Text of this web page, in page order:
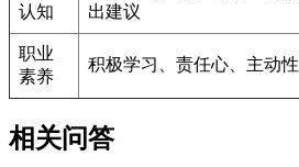
认知
出建议
职业
素养
积极学习、责任心、主动性
相关问答